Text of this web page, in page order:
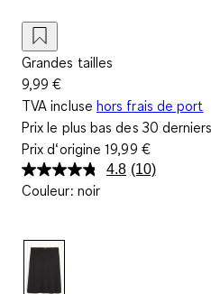
Grandes tailles
9,99 €
TVA incluse hors frais de port
Prix le plus bas des 30
Prix d‘origine19,99 €
4.8 Lire
(10)
Couleur: noir